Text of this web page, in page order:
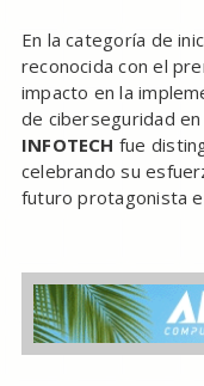
En la categoría de
reconocida con el
impacto en la
de ciberseguridad
INFOTECH fue
celebrando su
futuro protagonista